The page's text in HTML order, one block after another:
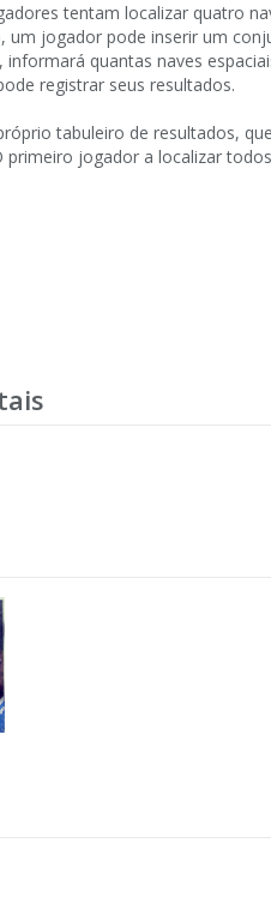
tentam localizar quatro
um jogador pode inserir um
informará quantas naves
registrar seus resultados.
tabuleiro de resultados,
jogador a localizar